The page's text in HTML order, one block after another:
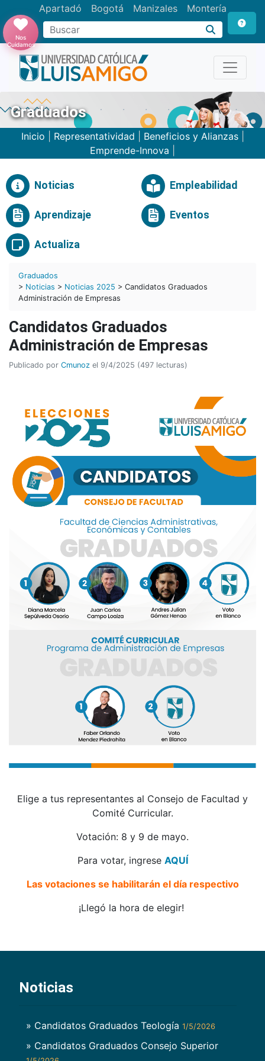
Apartadó Bogotá Manizales Montería
Buscar
Nos
Cuidamos
Graduados
Inicio Representatividad Beneficios y Alianzas|
Emprende-Innova
Noticias Empleabilidad
Aprendizaje Eventos
Actualiza
Graduados
> Noticias > Noticias 2025 > Candidatos Graduados
Administración de Empresas
Candidatos Graduados
Administración de Empresas
Publicado por Cmunoz el 9/4/2025 (497 lecturas)
Elige a tus representantes al Consejo de Facultad y
Comité Curricular.
Votación: 8 y 9 de mayo.
Para votar, ingrese AQUÍ
Las votaciones se habilitarán el día respectivo
¡Llegó la hora de elegir!
Noticias
» Candidatos Graduados Teología 1/5/2026
» Candidatos Graduados Consejo Superior